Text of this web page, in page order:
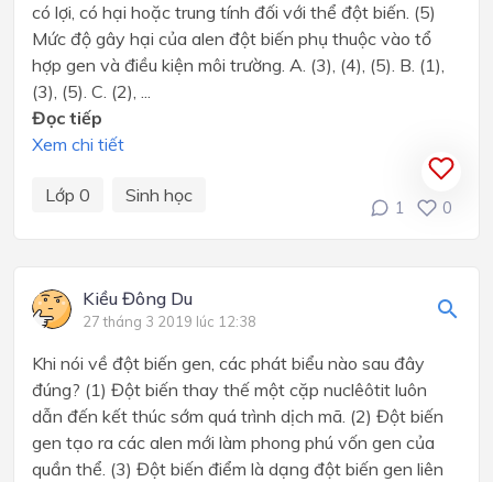
có lợi, có hại hoặc trung tính đối với thể đột biến. (5)
Mức độ gây hại của alen đột biến phụ thuộc vào tổ
hợp gen và điều kiện môi trường. A. (3), (4), (5). B. (1),
(3), (5). C. (2), ...
Đọc tiếp
Xem chi tiết
Lớp 0 Sinh học
1 0
Kiều Đông Du
27 tháng 3 2019 lúc 12:38
Khi nói về đột biến gen, các phát biểu nào sau đây
đúng? (1) Đột biến thay thế một cặp nuclêôtit luôn
dẫn đến kết thúc sớm quá trình dịch mã. (2) Đột biến
gen tạo ra các alen mới làm phong phú vốn gen của
quần thể. (3) Đột biến điểm là dạng đột biến gen liên